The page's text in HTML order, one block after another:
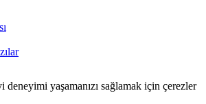
yaşamanızı sağlamak için çerezler